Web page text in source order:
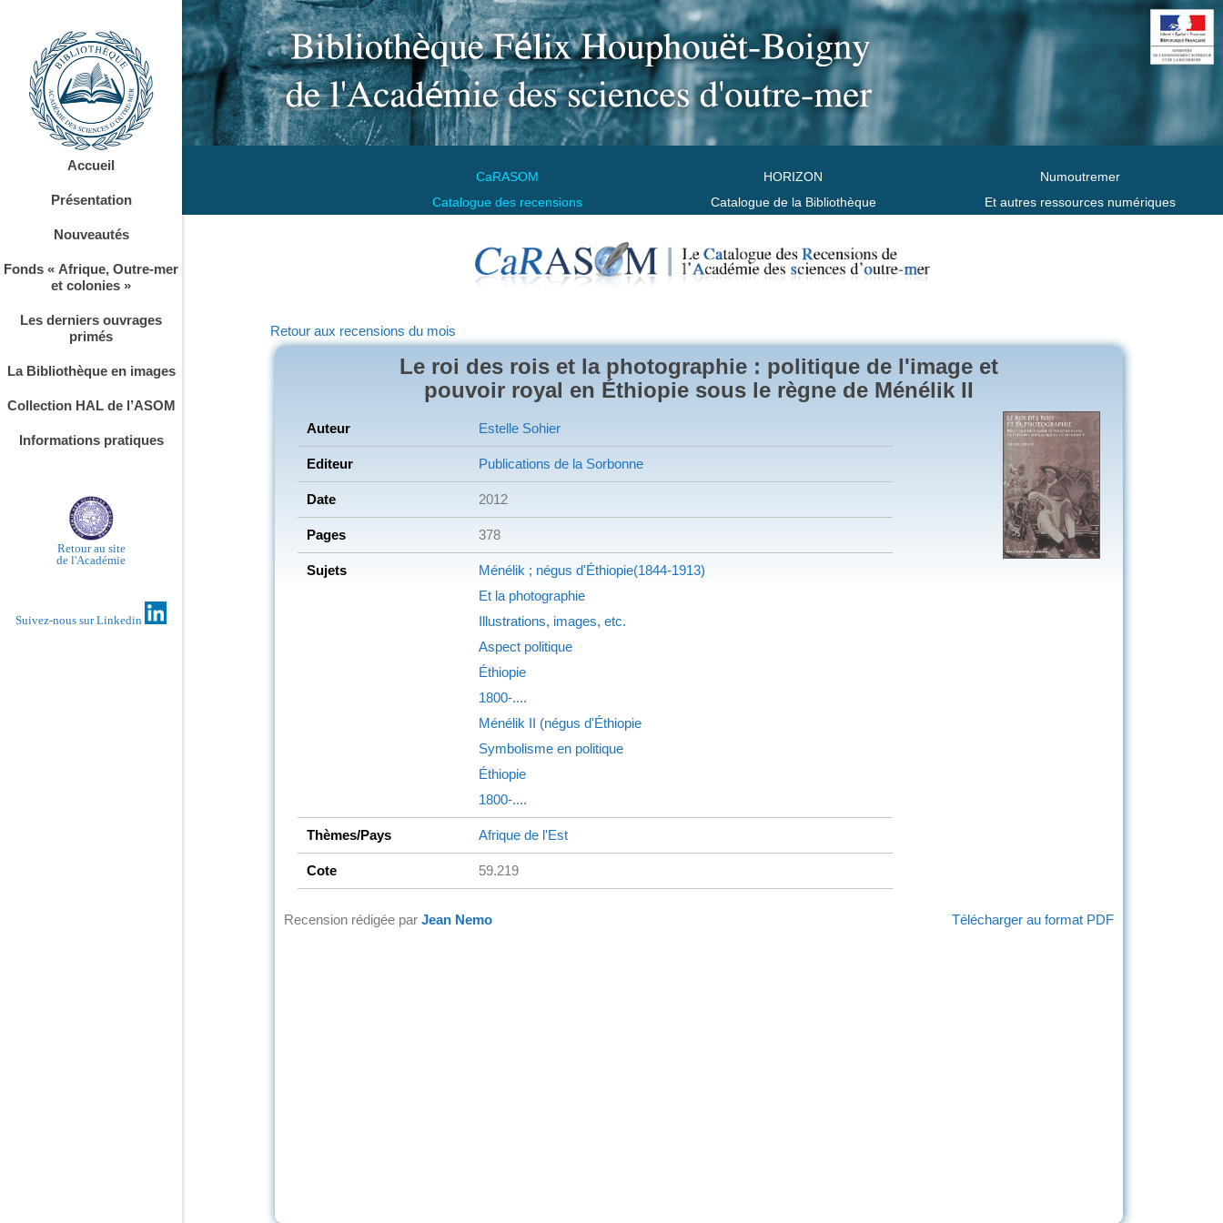
CaRASOM
Catalogue des recensions
HORIZON
Catalogue de la Bibliothèque
Numoutremer
Et autres ressources numériques
Accueil
Présentation
Nouveautés
Fonds « Afrique, Outre-mer
et colonies »
Les derniers ouvrages
primés
La Bibliothèque en images
Collection HAL de l’ASOM
Informations pratiques
Retour au site
de l'Académie
Suivez-nous sur Linkedin
Retour aux recensions du mois
Le roi des rois et la photographie : politique de l'image et
pouvoir royal en Éthiopie sous le règne de Ménélik II
Auteur Estelle Sohier
Editeur Publications de la Sorbonne
Date 2012
Pages 378
Sujets
Ménélik ; négus d'Éthiopie(1844-1913)
Et la photographie
Illustrations, images, etc.
Aspect politique
Éthiopie
1800-....
Ménélik II (négus d'Éthiopie
Symbolisme en politique
Éthiopie
1800-....
Thèmes/Pays Afrique de l'Est
Cote 59.219
Télécharger au format PDF
Recension rédigée par Jean Nemo